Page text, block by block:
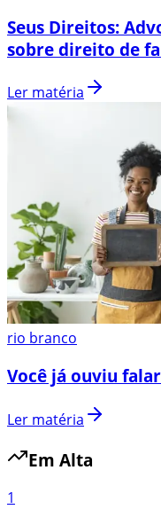
Seus Direitos:
sobre direito de
Ler matéria
rio branco
Você já ouviu
Ler matéria
Em Alta
1